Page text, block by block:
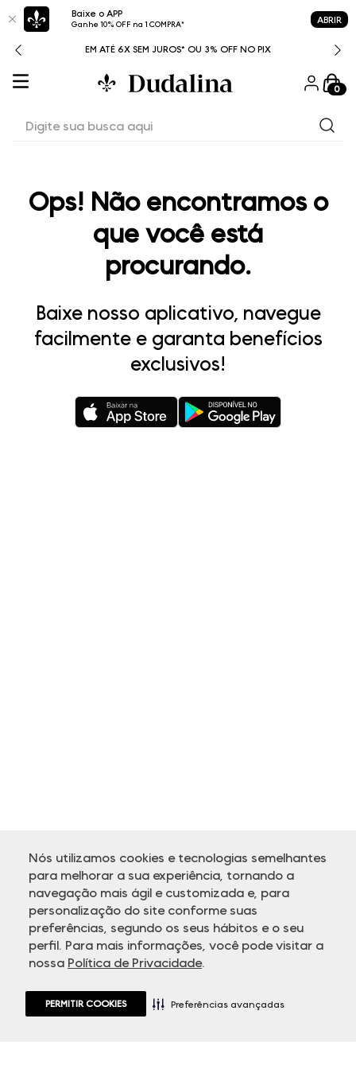
Baixe o APP
Ganhe 10% OFF na 1 COMPRA* ABRIR
Nós utilizamos cookies e tecnologias semelhantes
para melhorar a sua experiência, tornando a
navegação mais ágil e customizada e, para
personalização do site conforme suas
preferências, segundo os seus hábitos e o seu
perfil. Para mais informações, você pode visitar a
nossa Política de Privacidade.
PERMITIR COOKIES Preferências avançadas
EM ATÉ 6X SEM JUROS* OU 3% OFF NO PIX
0
Ops! Não encontramos o
que você está
procurando.
Baixe nosso aplicativo, navegue
facilmente e garanta benefícios
exclusivos!